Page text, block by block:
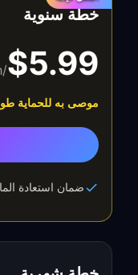
خطة سنوية
$5.99/month (تُحاسب سنوياً)
موصى به للحماية
ضمان استعادة المال